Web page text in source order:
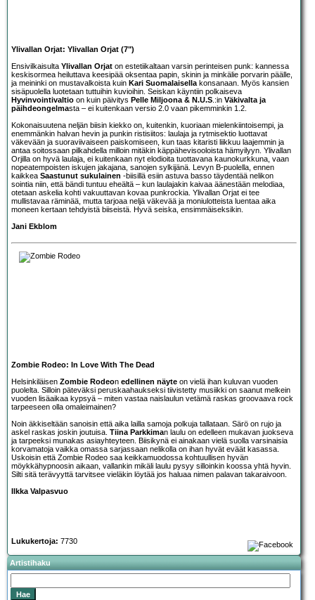
Ylivallan Orjat: Ylivallan Orjat (7")
Ensivilkaisulta Ylivallan Orjat on estetiikaltaan varsin perinteisen punk: kannessa
keskisormea heiluttava keesipää oksentaa papin, skinin ja minkälie porvarin päälle,
ja meininki on mustavalkoista kuin Kari Suomalaisella konsanaan. Myös kansien
sisäpuolella luotetaan tuttuihin kuvioihin. Seiskan käyntiin polkaiseva
Hyvinvointivaltio on kuin päivitys Pelle Miljoona & N.U.S .:in Väkivalta ja
päihdeongelmasta – ei kuitenkaan versio 2.0 vaan pikemminkin 1.2.
Kokonaisuutena neljän biisin kiekko on, kuitenkin, kuoriaan mielenkiintoisempi, ja
enemmänkin halvan hevin ja punkin ristisiitos: laulaja ja rytmisektio luottavat
väkevään ja suoraviivaiseen paiskomiseen, kun taas kitaristi liikkuu laajemmin ja
antaa soitossaan pilkahdella milloin mitäkin käppähevisooloista hämyilyyn. Ylivallan
Orjilla on hyvä laulaja, ei kuitenkaan nyt elodioita tuottavana kaunokurkkuna, vaan
nopeatempoisten iskujen jakajana, sanojen sylkijänä. Levyn B-puolella, ennen
kaikkea Saastunut sukulainen -biisillä esiin astuva basso täydentää nelikon
sointia niin, että bändi tuntuu eheältä – kun laulajakin kaivaa äänestään melodiaa,
otetaan askelia kohti vakuuttavan kovaa punkrockia. Ylivallan Orjat ei tee
mullistavaa räminää, mutta tarjoaa neljä väkevää ja moniulotteista luentaa aika
moneen kertaan tehdyistä biiseistä. Hyvä seiska, ensimmäiseksikin.
Jani Ekblom
Zombie Rodeo: In Love With The Dead
Helsinkiläisen Zombie Rodeon edellinen näyte on vielä ihan kuluvan vuoden
puolelta. Silloin päteväksi peruskaahaukseksi tiivistetty musiikki on saanut melkein
vuoden lisäaikaa kypsyä – miten vastaa naislaulun vetämä raskas groovaava rock
tarpeeseen olla omaleimainen?
Noin äkkiseltään sanoisin että aika lailla samoja polkuja tallataan. Särö on rujo ja
askel raskas joskin joutuisa. Tiina Parkkiman laulu on edelleen mukavan juokseva
ja tarpeeksi munakas asiayhteyteen. Biisikynä ei ainakaan vielä suolla varsinaisia
korvamatoja vaikka omassa sarjassaan nelikolla on ihan hyvät eväät kasassa.
Uskoisin että Zombie Rodeo saa keikkamuodossa kohtuullisen hyvän
möykkähypnoosin aikaan, vallankin mikäli laulu pysyy silloinkin koossa yhtä hyvin.
Silti sitä terävyyttä tarvitsee vieläkin löytää jos haluaa nimen palavan takaraivoon.
Ilkka Valpasvuo
Lukukertoja: 7730
Artistihaku